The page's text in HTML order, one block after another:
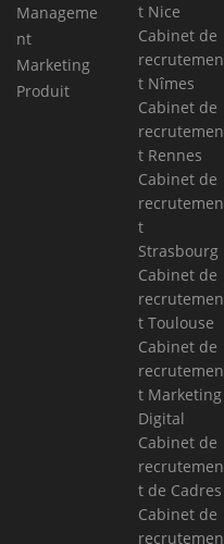
Manageme
nt
Marketing
Produit
t Nice
Cabinet de
recrutemen
t Nîmes
Cabinet de
recrutemen
t Rennes
Cabinet de
recrutemen
t
Strasbourg
Cabinet de
recrutemen
t Toulouse
Cabinet de
recrutemen
t Marketing
Digital
Cabinet de
recrutemen
t de Cadres
Cabinet de
recrutemen